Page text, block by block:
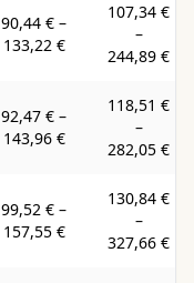
90,44 € –
133,22 €
107,34 €
–
244,89 €
92,47 € –
143,96 €
118,51 €
–
282,05 €
99,52 € –
157,55 €
130,84 €
–
327,66 €